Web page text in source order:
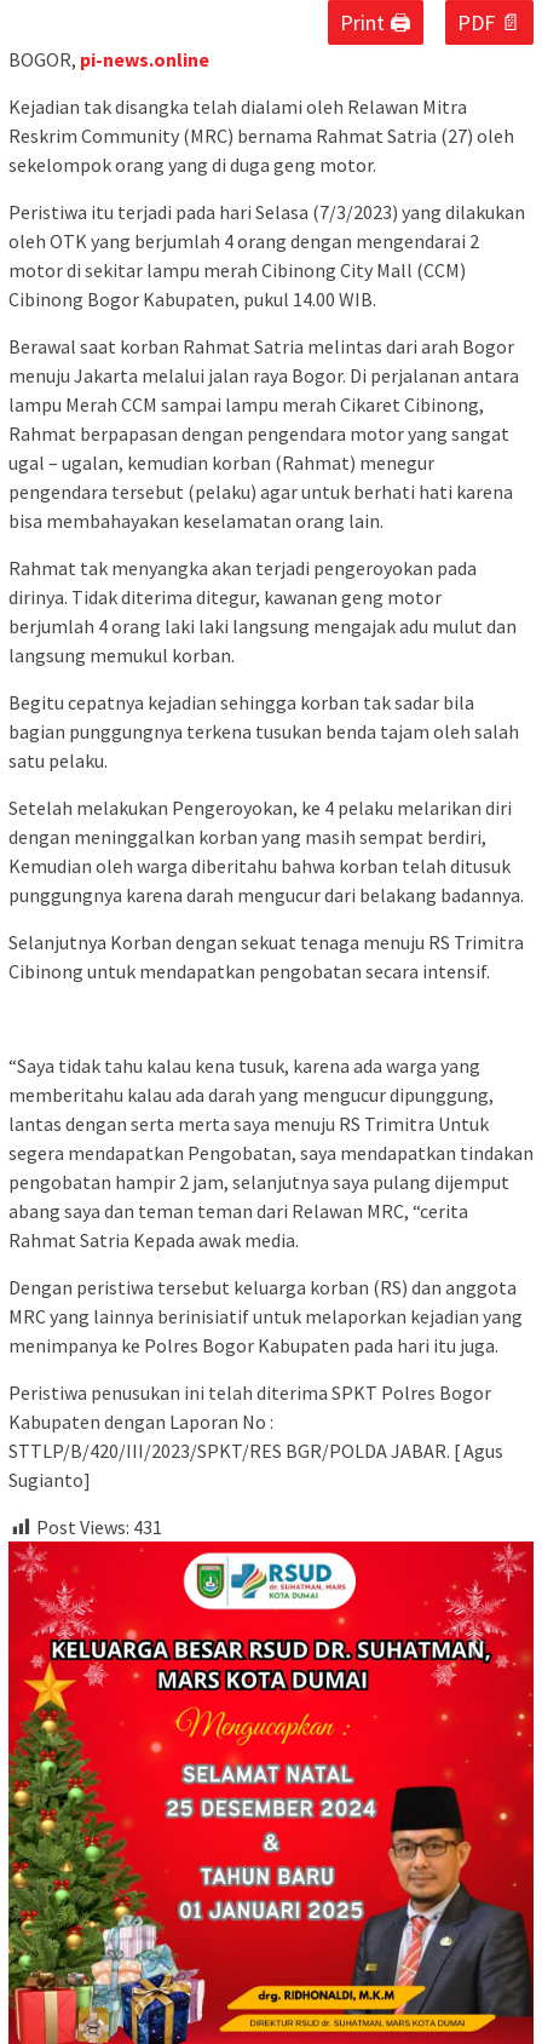
Print 🖨 PDF 📄
BOGOR, pi-news.online
Kejadian tak disangka telah dialami oleh Relawan Mitra
Reskrim Community (MRC) bernama Rahmat Satria (27) oleh
sekelompok orang yang di duga geng motor.
Peristiwa itu terjadi pada hari Selasa (7/3/2023) yang dilakukan
oleh OTK yang berjumlah 4 orang dengan mengendarai 2
motor di sekitar lampu merah Cibinong City Mall (CCM)
Cibinong Bogor Kabupaten, pukul 14.00 WIB.
Berawal saat korban Rahmat Satria melintas dari arah Bogor
menuju Jakarta melalui jalan raya Bogor. Di perjalanan antara
lampu Merah CCM sampai lampu merah Cikaret Cibinong,
Rahmat berpapasan dengan pengendara motor yang sangat
ugal – ugalan, kemudian korban (Rahmat) menegur
pengendara tersebut (pelaku) agar untuk berhati hati karena
bisa membahayakan keselamatan orang lain.
Rahmat tak menyangka akan terjadi pengeroyokan pada
dirinya. Tidak diterima ditegur, kawanan geng motor
berjumlah 4 orang laki laki langsung mengajak adu mulut dan
langsung memukul korban.
Begitu cepatnya kejadian sehingga korban tak sadar bila
bagian punggungnya terkena tusukan benda tajam oleh salah
satu pelaku.
Setelah melakukan Pengeroyokan, ke 4 pelaku melarikan diri
dengan meninggalkan korban yang masih sempat berdiri,
Kemudian oleh warga diberitahu bahwa korban telah ditusuk
punggungnya karena darah mengucur dari belakang badannya.
Selanjutnya Korban dengan sekuat tenaga menuju RS Trimitra
Cibinong untuk mendapatkan pengobatan secara intensif.
“Saya tidak tahu kalau kena tusuk, karena ada warga yang
memberitahu kalau ada darah yang mengucur dipunggung,
lantas dengan serta merta saya menuju RS Trimitra Untuk
segera mendapatkan Pengobatan, saya mendapatkan tindakan
pengobatan hampir 2 jam, selanjutnya saya pulang dijemput
abang saya dan teman teman dari Relawan MRC, “cerita
Rahmat Satria Kepada awak media.
Dengan peristiwa tersebut keluarga korban (RS) dan anggota
MRC yang lainnya berinisiatif untuk melaporkan kejadian yang
menimpanya ke Polres Bogor Kabupaten pada hari itu juga.
Peristiwa penusukan ini telah diterima SPKT Polres Bogor
Kabupaten dengan Laporan No :
STTLP/B/420/III/2023/SPKT/RES BGR/POLDA JABAR. [ Agus
Sugianto]
Post Views: 431